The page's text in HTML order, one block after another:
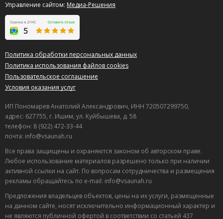
Управление сайтом: Медиа-Решения
Политика обработки персональных данных
Политика использования файлов cookies
Пользовательское соглашение
Условия оказания услуг
ИП Пономарев Анатолий Александрович, ИНН 720507299750,
адрес: 627755, г. Ишим, ул. Куйбышева, д. 58
телефон: 8 (922) 472-33-44
почта: info@vsaunah.ru
Все права защищены и охраняются законом об авторском праве.
Любое использование материалов разрешено только при наличии
активной ссылки на сайт. По вопросам сотрудничества и размещения
рекламы обращайтесь по e-mail: info@vsaunah.ru
Предложения владельцев объектов, цены на их услуги, размещенные
на данном сайте, носят исключительно информационный характер и
не являются публичной офертой в соответствии со статьей 437